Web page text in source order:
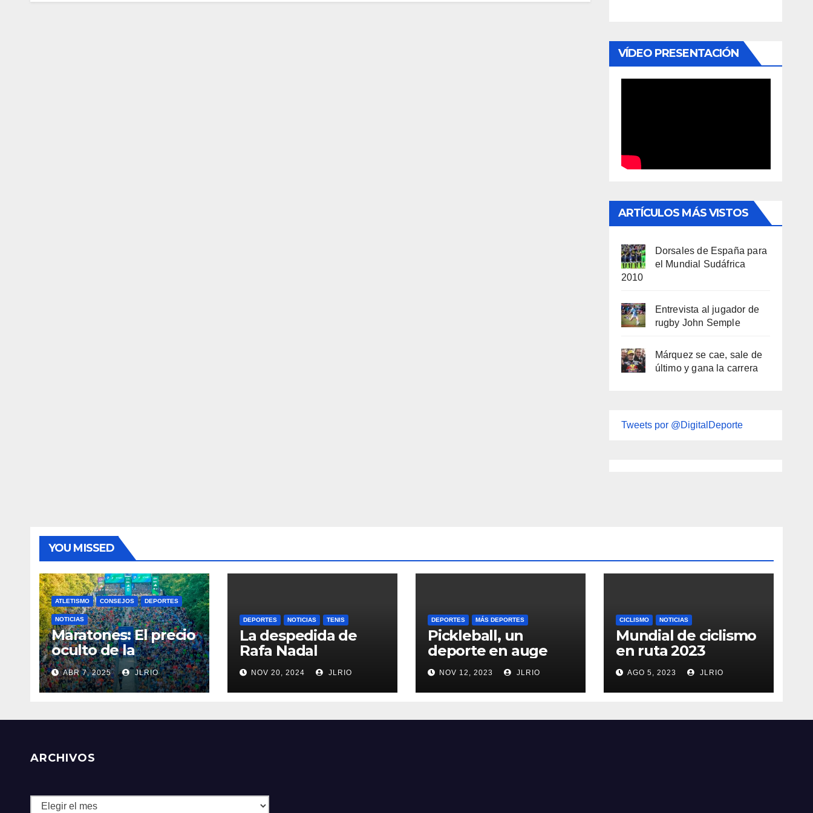
VÍDEO PRESENTACIÓN
ARTÍCULOS MÁS VISTOS
Dorsales de España para
el Mundial Sudáfrica
2010
Entrevista al jugador de
rugby John Semple
Márquez se cae, sale de
último y gana la carrera
Tweets por @DigitalDeporte
YOU MISSED
ATLETISMO CONSEJOS DEPORTES
NOTICIAS
Maratones: El precio
oculto de la
resistencia
ABR 7, 2025 JLRIO
DEPORTES NOTICIAS TENIS
La despedida de
Rafa Nadal
NOV 20, 2024 JLRIO
DEPORTES MÁS DEPORTES
Pickleball, un
deporte en auge
NOV 12, 2023 JLRIO
CICLISMO NOTICIAS
Mundial de ciclismo
en ruta 2023
AGO 5, 2023 JLRIO
ARCHIVOS
Archivos